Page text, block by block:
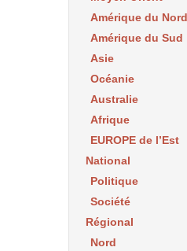
Amérique du Nord
Amérique du Sud
Asie
Océanie
Australie
Afrique
EUROPE de l’Est
National
Politique
Société
Régional
Nord